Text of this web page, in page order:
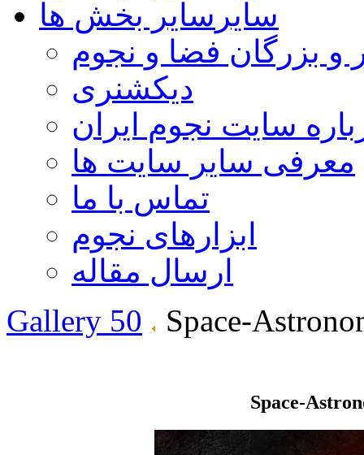
سایر سایر بخش ها
و بزرگان فضا و نجوم
دیکشنری
سایت نجوم ایران
معرفی سایر سایت ها
تماس با ما
ابزارهای نجوم
ارسال مقاله
Gallery 50
Space-
Space-